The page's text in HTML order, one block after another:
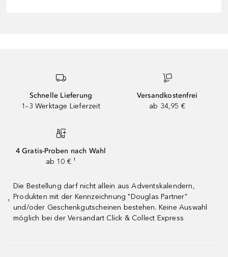
Schnelle Lieferung
1–3 Werktage Lieferzeit
Versandkostenfrei
ab 34,95 €
4 Gratis-Proben nach Wahl
ab 10 € ¹
¹
Die Bestellung darf nicht allein aus Adventskalendern,
Produkten mit der Kennzeichnung "Douglas Partner"
und/oder Geschenkgutscheinen bestehen. Keine Auswahl
möglich bei der Versandart Click & Collect Express